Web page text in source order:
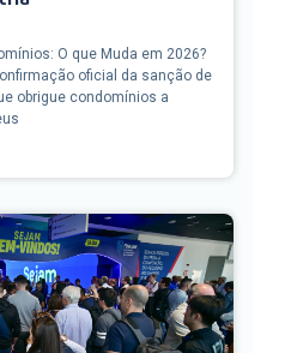
O que Muda em 2026?
oficial da sanção de
obrigue condomínios a